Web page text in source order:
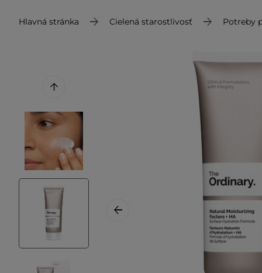
Hlavná stránka Cielená starostlivosť Potreby